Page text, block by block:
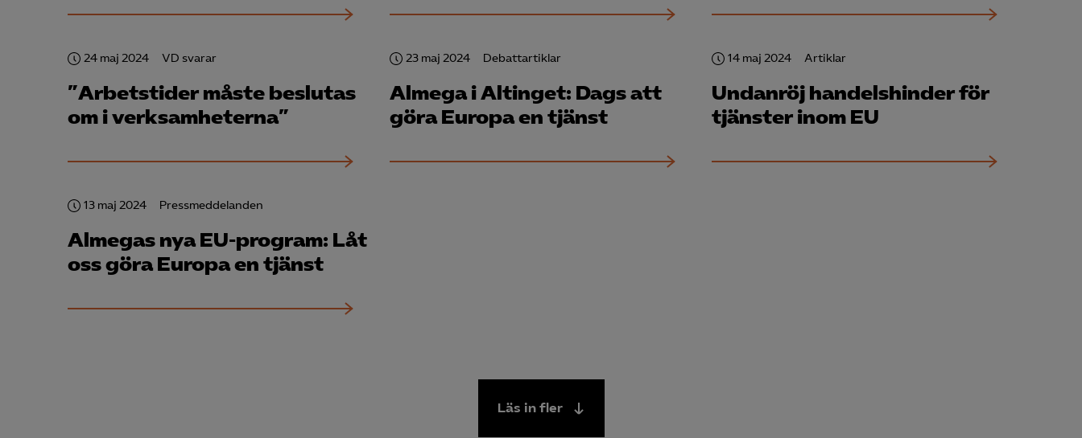
24 maj 2024 VD svarar
”Arbetstider måste beslutas
om i verksamheterna”
23 maj 2024 Debattartiklar
Almega i Altinget: Dags att
göra Europa en tjänst
14 maj 2024 Artiklar
Undanröj handelshinder för
tjänster inom EU
13 maj 2024 Pressmeddelanden
Almegas nya EU-program: Låt
oss göra Europa en tjänst
Läs in fler